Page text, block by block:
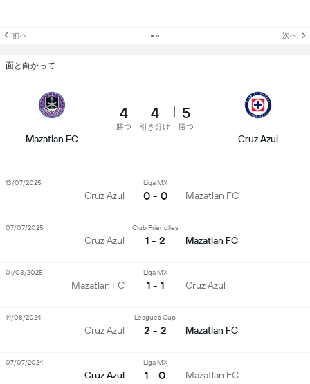
前へ 次へ
面と向かって
Mazatlan FC
4
勝つ
4
引き分け
5
勝つ
Cruz Azul
Cruz Azul
Liga MX
0 - 0 Mazatlan FC
13/07/2025
Cruz Azul
Club Friendlies
1 - 2 Mazatlan FC
07/07/2025
Mazatlan FC
Liga MX
1 - 1 Cruz Azul
01/03/2025
Cruz Azul
Leagues Cup
2 - 2 Mazatlan FC
14/08/2024
Cruz Azul
Liga MX
1 - 0 Mazatlan FC
07/07/2024